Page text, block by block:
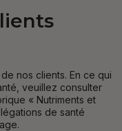
nos clients. En ce qui
veuillez consulter
« Nutriments et
de santé